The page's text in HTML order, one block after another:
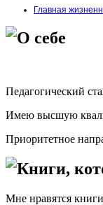
Главная
О себе
Педагогический
Имею высшую
Приоритетное
Книги,
Мне нравятся